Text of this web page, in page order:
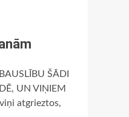
ŠĀDI
UN VIŅIEM
atgrieztos,